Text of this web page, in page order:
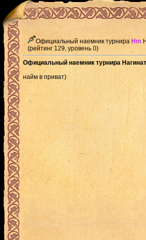
Официальный наемник турнира Hm
(рейтинг 129, уровень 0)
Официальный наемник турнира
найм в приват)